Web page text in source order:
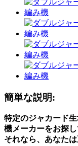
簡単な説明:
特定のジャカード
機メーカーをお探
それなら、あなた